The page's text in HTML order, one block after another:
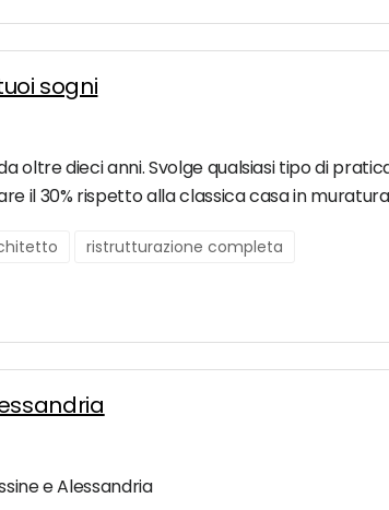
sogni
oltre dieci anni. Svolge qualsiasi tipo di
il 30% rispetto alla classica casa in
ristrutturazione completa
e Alessandria